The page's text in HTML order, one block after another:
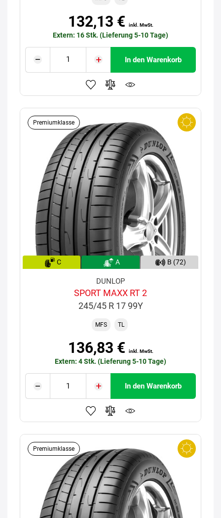
132,13 € inkl. MwSt.
Extern: 16 Stk. (Lieferung 5-10 Tage)
In den Warenkorb
Premiumklasse
C A B (72)
DUNLOP
SPORT MAXX RT 2
245/45 R 17 99Y
MFS TL
136,83 € inkl. MwSt.
Extern: 4 Stk. (Lieferung 5-10 Tage)
In den Warenkorb
Premiumklasse